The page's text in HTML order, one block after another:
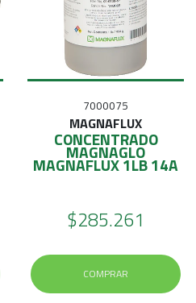
7000075
MAGNAFLUX
CONCENTRADO
MAGNAGLO
MAGNAFLUX 1LB 14A
$285.261
COMPRAR